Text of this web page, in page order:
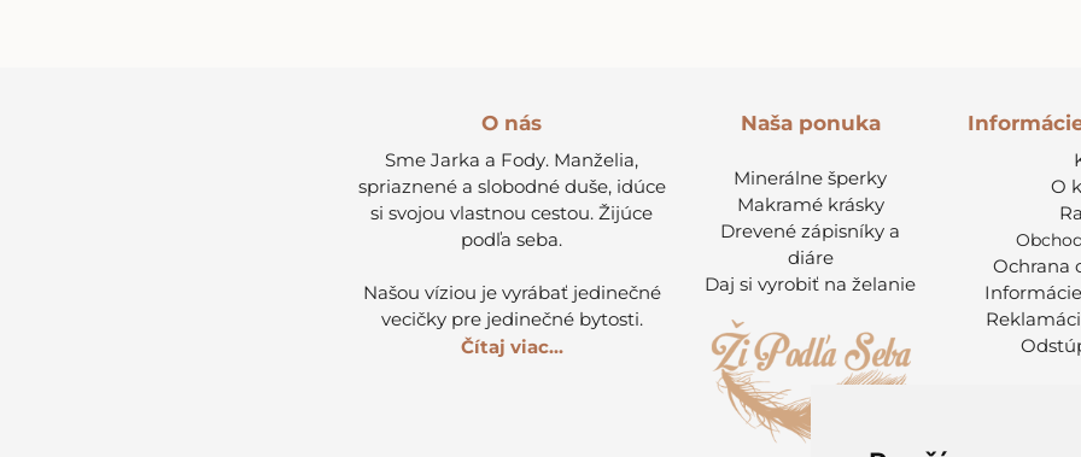
O nás
Sme Jarka a Fody. Manželia,
spriaznené a slobodné duše, idúce
si svojou vlastnou cestou. Žijúce
podľa seba.
Našou víziou je vyrábať jedinečné
vecičky pre jedinečné bytosti.
Čítaj viac...
Naša ponuka
Minerálne šperky
Makramé krásky
Drevené zápisníky a
diáre
Daj si vyrobiť na želanie
O
Ochrana